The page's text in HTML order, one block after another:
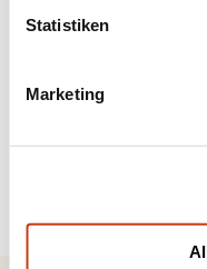
Statistiken
Marketing